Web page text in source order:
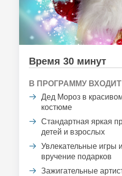
Время 30 минут
В ПРОГРАММУ
Дед Мороз в
костюме
Стандартная яркая
детей и взрослых
Увлекательные игры
вручение подарков
Зажигательные